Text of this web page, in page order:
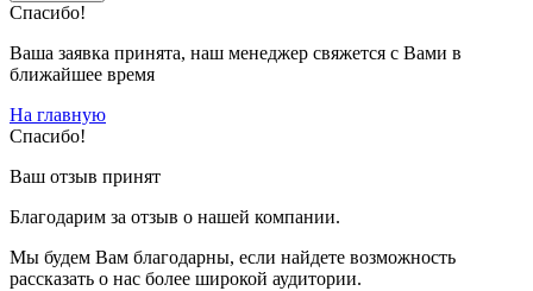
Спасибо!
Ваша заявка принята, наш менеджер свяжется с Вами в
ближайшее время
На главную
Спасибо!
Ваш отзыв принят
Благодарим за отзыв о нашей компании.
Мы будем Вам благодарны, если найдете возможность
рассказать о нас более широкой аудитории.